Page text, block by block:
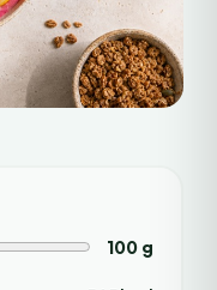
100g